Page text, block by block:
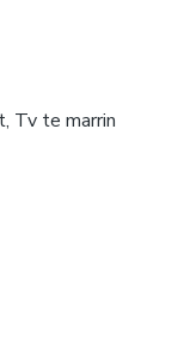
Tv te marrin